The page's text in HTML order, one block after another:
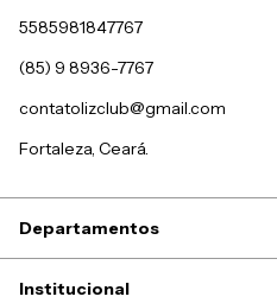
5585981847767
(85) 9 8936-7767
contatolizclub@gmail.com
Fortaleza, Ceará.
Departamentos
Institucional